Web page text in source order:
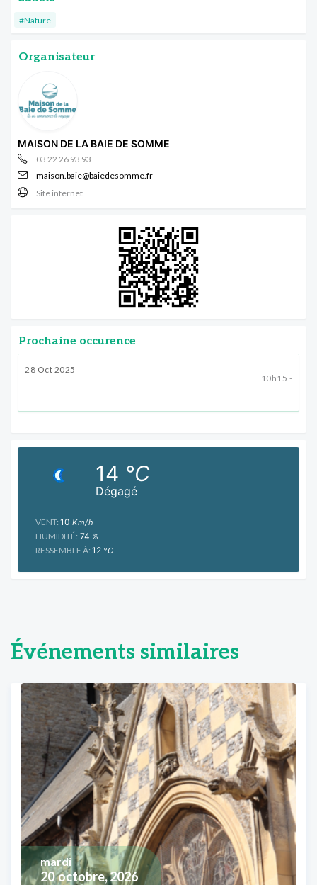
#Nature
Organisateur
MAISON DE LA BAIE DE SOMME
03 22 26 93 93
maison.baie@baiedesomme.fr
Site internet
Prochaine occurence
28 Oct 2025
10h15 -
Dégagé
14 °C
VENT: 10 Km/h
HUMIDITÉ: 74 %
RESSEMBLE À: 12 °C
Événements similaires
20 octobre, 2026
mardi